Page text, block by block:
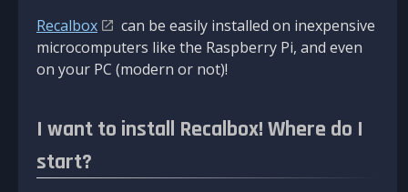
Recalbox
can be easily installed on inexpensive
microcomputers like the Raspberry Pi, and even
on your PC (modern or not)!
I want to install Recalbox! Where do I
start?